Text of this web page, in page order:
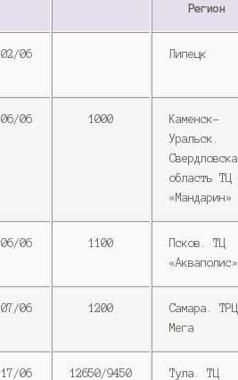
Регион
02/06 Липецк
06/06 1000
Каменск-
Уральск.
область ТЦ
«Мандарин»
06/06 1100
Псков. ТЦ
«Акваполис»
07/06 1200
Самара. ТРЦ
Мега
17/06 12650/9450
Тула. ТЦ